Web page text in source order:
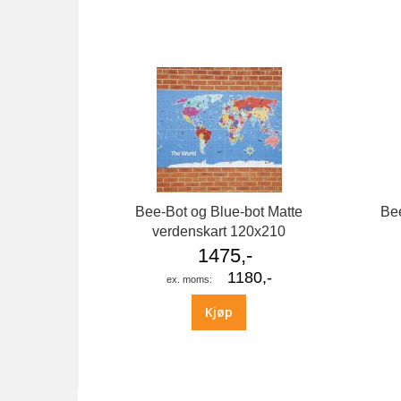
Bee-Bot og Blue-bot Matte
verdenskart 120x210
1475,-
1180,-
Kjøp